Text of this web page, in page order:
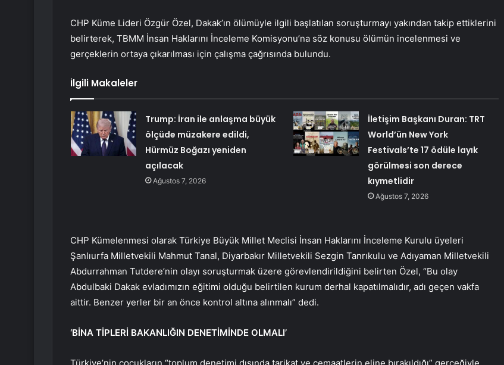
CHP Küme Lideri Özgür Özel, Dakak’ın ölümüyle ilgili başlatılan soruşturmayı yakından takip ettiklerini
belirterek, TBMM İnsan Haklarını İnceleme Komisyonu’na söz konusu ölümün incelenmesi ve
gerçeklerin ortaya çıkarılması için çalışma çağrısında bulundu.
İlgili Makaleler
Trump: İran ile anlaşma büyük
ölçüde müzakere edildi,
Hürmüz Boğazı yeniden
açılacak
Ağustos 7, 2026
İletişim Başkanı Duran: TRT
World’ün New York
Festivals’te 17 ödüle layık
görülmesi son derece
kıymetlidir
Ağustos 7, 2026
CHP Kümelenmesi olarak Türkiye Büyük Millet Meclisi İnsan Haklarını İnceleme Kurulu üyeleri
Şanlıurfa Milletvekili Mahmut Tanal, Diyarbakır Milletvekili Sezgin Tanrıkulu ve Adıyaman Milletvekili
Abdurrahman Tutdere’nin olayı soruşturmak üzere görevlendirildiğini belirten Özel, “Bu olay
Abdulbaki Dakak evladımızın eğitimi olduğu belirtilen kurum derhal kapatılmalıdır, adı geçen vakfa
aittir. Benzer yerler bir an önce kontrol altına alınmalı” dedi.
‘BİNA TİPLERİ BAKANLIĞIN DENETİMİNDE OLMALI’